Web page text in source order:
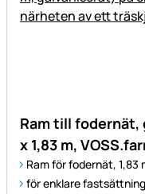
Ram till fodernät,
x 1,83 m,
Ram för fodernät, 1,83
för enklare